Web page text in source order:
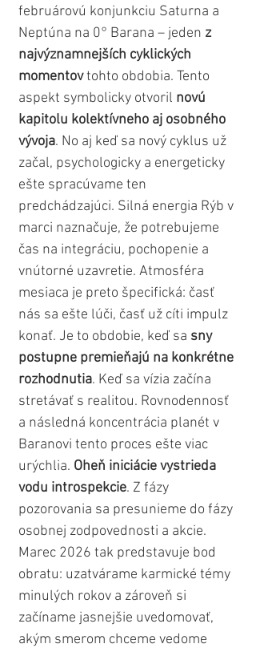
februárovú konjunkciu Saturna a
Neptúna na 0° Barana – jeden z
najvýznamnejších cyklických
momentov tohto obdobia. Tento
aspekt symbolicky otvoril novú
kapitolu kolektívneho aj osobného
vývoja. No aj keď sa nový cyklus už
začal, psychologicky a energeticky
ešte spracúvame ten
predchádzajúci. Silná energia Rýb v
marci naznačuje, že potrebujeme
čas na integráciu, pochopenie a
vnútorné uzavretie. Atmosféra
mesiaca je preto špecifická: časť
nás sa ešte lúči, časť už cíti impulz
konať. Je to obdobie, keď sa sny
postupne premieňajú na konkrétne
rozhodnutia. Keď sa vízia začína
stretávať s realitou. Rovnodennosť
a následná koncentrácia planét v
Baranovi tento proces ešte viac
urýchlia. Oheň iniciácie vystrieda
vodu introspekcie. Z fázy
pozorovania sa presunieme do fázy
osobnej zodpovednosti a akcie.
Marec 2026 tak predstavuje bod
obratu: uzatvárame karmické témy
minulých rokov a zároveň si
začíname jasnejšie uvedomovať,
akým smerom chceme vedome